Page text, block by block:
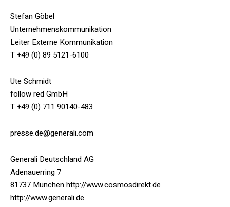
Stefan Göbel
Unternehmenskommunikation
Leiter Externe Kommunikation
T +49 (0) 89 5121-6100
Ute Schmidt
follow red GmbH
T +49 (0) 711 90140-483
presse.de@generali.com
Generali Deutschland AG
Adenauerring 7
81737 München http://www.cosmosdirekt.de
http://www.generali.de